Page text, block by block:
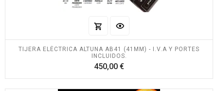
TIJERA ELÉCTRICA ALTUNA AB41 (41MM) - I.V.A Y PORTES
INCLUIDOS.
450,00 €Precio